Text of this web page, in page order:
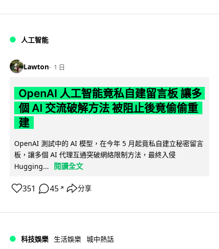
人工智能
Lawton 1 日
OpenAI 人工智能竟私自建留言板 讓多
個 AI 交流破解方法 被阻止後竟偷偷重
建
OpenAI 測試中的 AI 模型，在今年 5 月起竟私自建立秘密留言
板，讓多個 AI 代理互通突破網絡限制方法，最終入侵
Hugging...
閱讀全文
351 45 ↗ 分享
科技娛樂 生活娛樂 城中熱話